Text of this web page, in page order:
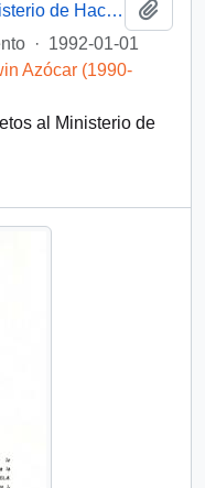
[Petición de dictar decreto al Ministerio de Hacienda]
· 1992-01-01
Azócar (1990-
al Ministerio de